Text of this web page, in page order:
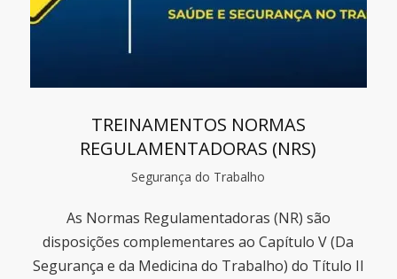
TREINAMENTOS NORMAS
REGULAMENTADORAS (NRS)
Segurança do Trabalho
As Normas Regulamentadoras (NR) são
disposições complementares ao Capítulo V (Da
Segurança e da Medicina do Trabalho) do Título II